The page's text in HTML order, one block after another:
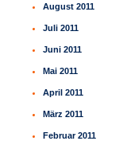
August 2011
Juli 2011
Juni 2011
Mai 2011
April 2011
März 2011
Februar 2011